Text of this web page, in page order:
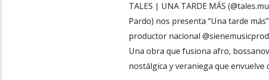
TALES | UNA TARDE MÁS
Pardo) nos presenta “Una tarde
productor nacional
Una obra que fusiona afro,
nostálgica y veraniega que envuelve